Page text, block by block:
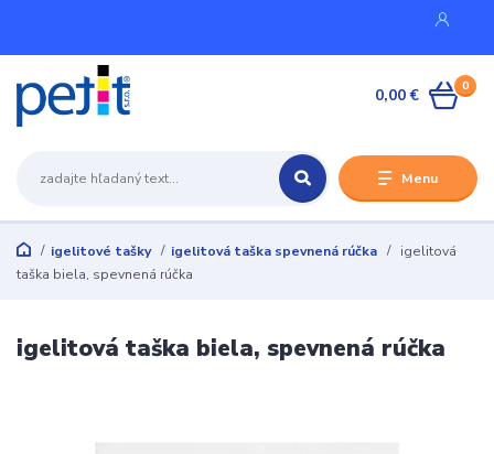
Menu
0
0,00 €
igelitové tašky igelitová taška spevnená rúčka
igelitová
taška biela, spevnená rúčka
igelitová taška biela, spevnená rúčka